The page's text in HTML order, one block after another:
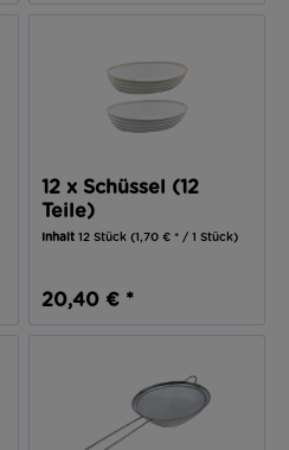
12 x Schüssel (12
Teile)
Inhalt12 Stück(1,70 € * / 1 Stück)
20,40 € *